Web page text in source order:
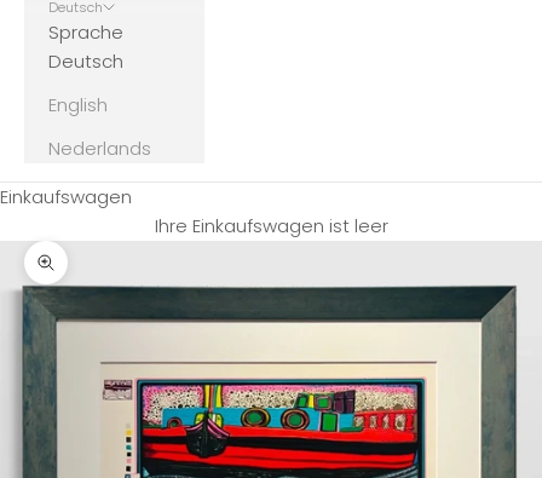
Deutsch
Sprache
Deutsch
English
Nederlands
Einkaufswagen
Ihre Einkaufswagen ist leer
Bild vergrößern